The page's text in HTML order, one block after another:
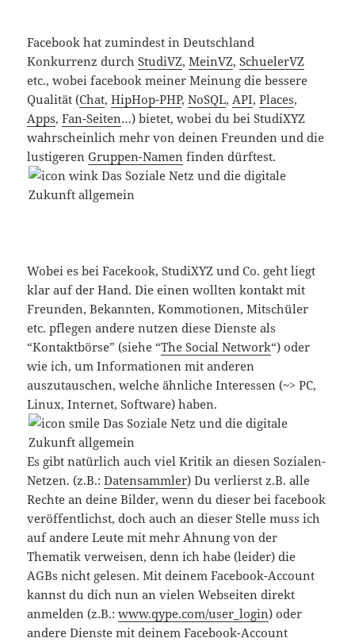
Facebook hat zumindest in Deutschland
Konkurrenz durchStudiVZ,MeinVZ,SchuelerVZ
etc., wobei facebook meiner Meinung die bessere
Qualität (Chat,HipHop-PHP,NoSQL,API,Places,
Apps,Fan-Seiten…) bietet, wobei du bei StudiXYZ
wahrscheinlich mehr von deinen Freunden und die
lustigerenGruppen-Namen finden dürftest.
Wobei es bei Facekook, StudiXYZ und Co. geht liegt
klar auf der Hand. Die einen wollten kontakt mit
Freunden, Bekannten, Kommotionen, Mitschüler
etc. pflegen andere nutzen diese Dienste als
“Kontaktbörse” (siehe “The Social Network“) oder
wie ich, um Informationen mit anderen
auszutauschen, welche ähnliche Interessen (~> PC,
Linux, Internet, Software) haben.
Es gibt natürlich auch viel Kritik an diesen Sozialen-
Netzen. (z.B.:Datensammler) Du verlierst z.B. alle
Rechte an deine Bilder, wenn du dieser bei facebook
veröffentlichst, doch auch an dieser Stelle muss ich
auf andere Leute mit mehr Ahnung von der
Thematik verweisen, denn ich habe (leider) die
AGBs nicht gelesen. Mit deinem Facebook-Account
kannst du dich nun an vielen Webseiten direkt
anmelden (z.B.:www.qype.com/user_login) oder
andere Dienste mit deinem Facebook-Account